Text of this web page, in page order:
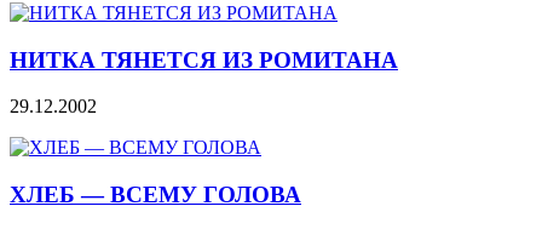
НИТКА ТЯНЕТСЯ ИЗ РОМИТАНА
29.12.2002
ХЛЕБ — ВСЕМУ ГОЛОВА